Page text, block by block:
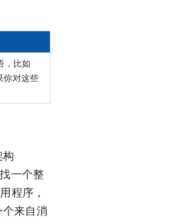
，比如
你对这些
构
一个整
程序，
来自消